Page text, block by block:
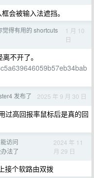
会被输入法遮挡。
得有用的 shortcuts
1 月 10
日
不开了。
发布了 2025 年 9 月 30 日
过高回报率鼠标后是真的回
访问
法了
2024 年 11
月 29 日
接个软路由双拨